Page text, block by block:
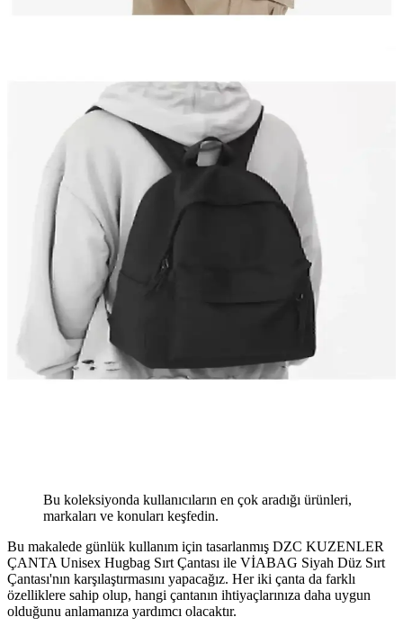
Bu koleksiyonda kullanıcıların en çok aradığı ürünleri,
markaları ve konuları keşfedin.
Bu makalede günlük kullanım için tasarlanmış DZC KUZENLER
ÇANTA Unisex Hugbag Sırt Çantası ile VİABAG Siyah Düz Sırt
Çantası'nın karşılaştırmasını yapacağız. Her iki çanta da farklı
özelliklere sahip olup, hangi çantanın ihtiyaçlarınıza daha uygun
olduğunu anlamanıza yardımcı olacaktır.